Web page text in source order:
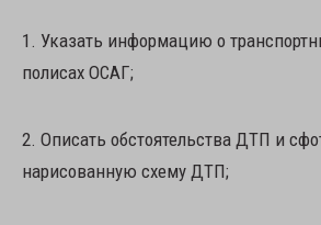
1. Указать информацию о
полисах ОСАГ;
2. Описать обстоятельства ДТП и
нарисованную схему ДТП;